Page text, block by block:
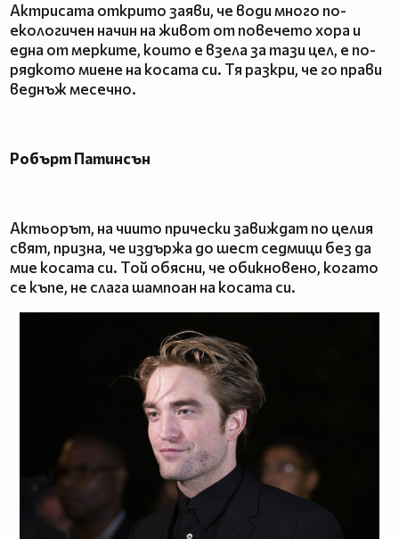
Актрисата открито заяви, че води много по-
екологичен начин на живот от повечето хора и
една от мерките, които е взела за тази цел, е по-
рядкото миене на косата си. Тя разкри, че го прави
веднъж месечно.
Робърт Патинсън
Актьорът, на чиито прически завиждат по целия
свят, призна, че издържа до шест седмици без да
мие косата си. Той обясни, че обикновено, когато
се къпе, не слага шампоан на косата си.